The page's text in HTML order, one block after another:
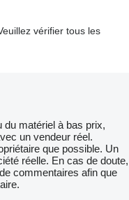
vérifier tous les
du matériel à bas prix,
un vendeur réel.
que possible. Un
réelle. En cas de doute,
commentaires afin que